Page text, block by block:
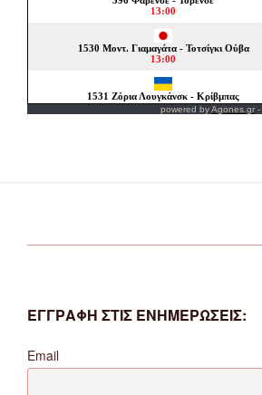
powered byAgones.gr -
ΕΓΓΡΑΦΗ ΣΤΙΣ ΕΝΗΜΕΡΩΣΕΙΣ:
Email